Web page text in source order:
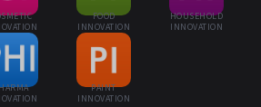
FOOD
INNOVATION
HOUSEHOLD
INNOVATION
PAINT
INNOVATION